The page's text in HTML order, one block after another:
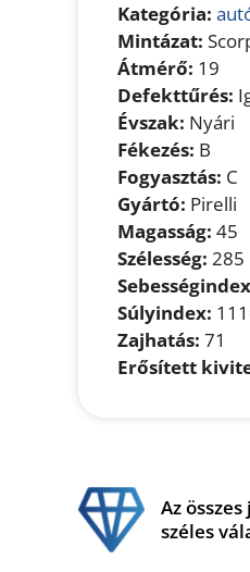
Kategória:
Mintázat:
Átmérő: 19
Defekttűrés:
Évszak: Nyári
Fékezés: B
Fogyasztás: C
Gyártó: Pirelli
Magasság: 45
Szélesség: 285
Súlyindex:
Zajhatás: 71
Erősített
Az
széles